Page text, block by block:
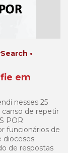
•
em
nesses 25
canso de repetir
POR
funcionários de
dioceses
de respostas